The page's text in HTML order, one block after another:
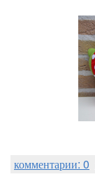
комментарии: 0